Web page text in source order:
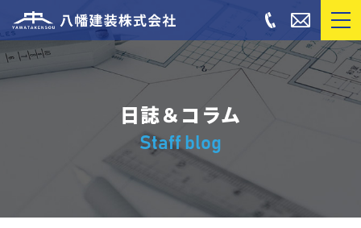
日誌＆コラム
Staff blog